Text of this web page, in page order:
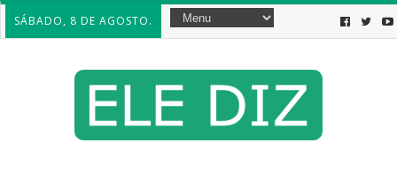
SÁBADO, 8 DE AGOSTO.